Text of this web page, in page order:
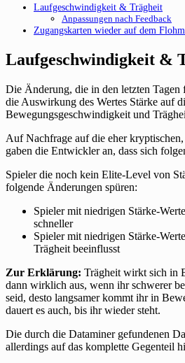
Laufgeschwindigkeit & Trägheit
Anpassungen nach Feedback
Zugangskarten wieder auf dem
Laufgeschwindigkeit &
Die Änderung, die in den letzten Tagen
die Auswirkung des Wertes Stärke auf
Bewegungsgeschwindigkeit und
Auf Nachfrage auf die eher
gaben die Entwickler an, dass sich
Spieler die noch kein Elite-Level von
folgende Änderungen spüren:
Spieler mit niedrigen Stärke-
schneller
Spieler mit niedrigen Stärke-
Trägheit beeinflusst
Zur Erklärung: Trägheit wirkt sich in
dann wirklich aus, wenn ihr schwerer
seid, desto langsamer kommt ihr in
dauert es auch, bis ihr wieder steht.
Die durch die Dataminer gefundenen
allerdings auf das komplette Gegenteil